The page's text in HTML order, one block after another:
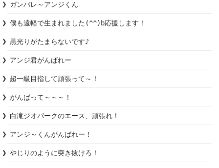
ガンバレ～アンジくん
僕も遠軽で生まれました(^^)b応援します！
黒光りがたまらないです♪
アンジ君がんばれー
超一級目指して頑張って～！
がんばって～～～！
白滝ジオパークのエース、頑張れ！
アンジ～くんがんばれー！
やじりのように突き抜けろ！